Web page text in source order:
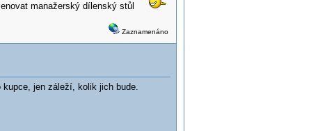
manažerský dílenský stůl
Zaznamenáno
jen záleží, kolik jich bude.